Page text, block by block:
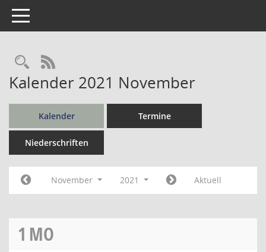
Toggle navigation
Rechercheauswahl
RSS-Feed
Kalender 2021 November
Kalender Termine
Niederschriften
November 2021 Aktuell
1 MO